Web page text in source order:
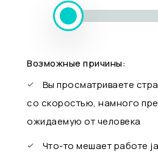
Возможные причины:
Вы просматриваете
со скоростью, намного
ожидаемую от человека
Что-то мешает работе